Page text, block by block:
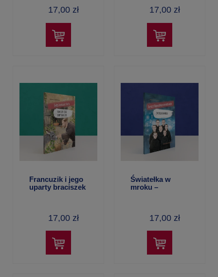
17,00 zł 17,00 zł
Francuzik i jego
uparty braciszek
17,00 zł
Światełka w
mroku –
17,00 zł